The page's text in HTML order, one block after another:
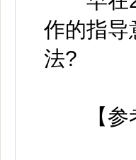
作的指导
法?
【参考